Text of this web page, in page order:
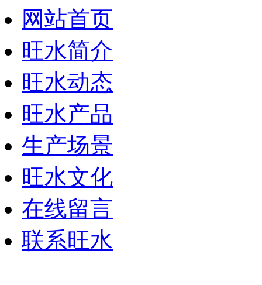
网站首页
旺水简介
旺水动态
旺水产品
生产场景
旺水文化
在线留言
联系旺水